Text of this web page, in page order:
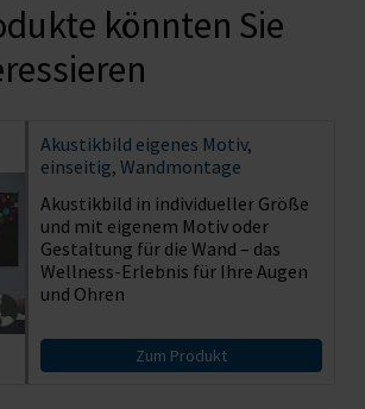
könnten Sie
Akustikbild eigenes Motiv,
einseitig, Wandmontage
Akustikbild in individueller Größe
und mit eigenem Motiv oder
Gestaltung für die Wand – das
Wellness-Erlebnis für Ihre Augen
und Ohren
Zum Produkt